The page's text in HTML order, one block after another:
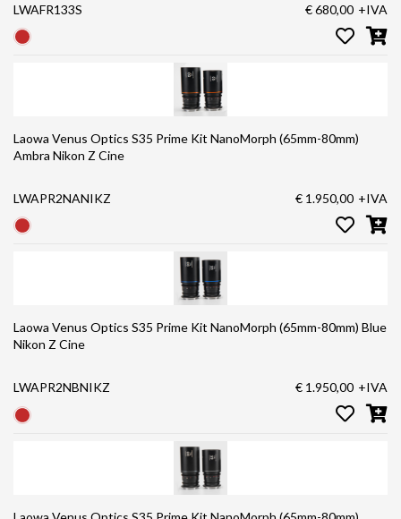
LWAFR133S € 680,00 +IVA
Laowa Venus Optics S35 Prime Kit NanoMorph (65mm-80mm)
Ambra Nikon Z Cine
LWAPR2NANIKZ € 1.950,00 +IVA
Laowa Venus Optics S35 Prime Kit NanoMorph (65mm-80mm) Blue
Nikon Z Cine
LWAPR2NBNIKZ € 1.950,00 +IVA